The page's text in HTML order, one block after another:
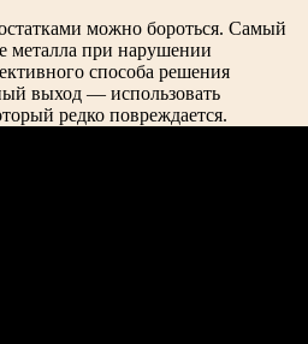
можно бороться. Самый
при нарушении
способа решения
выход — использовать
редко повреждается.